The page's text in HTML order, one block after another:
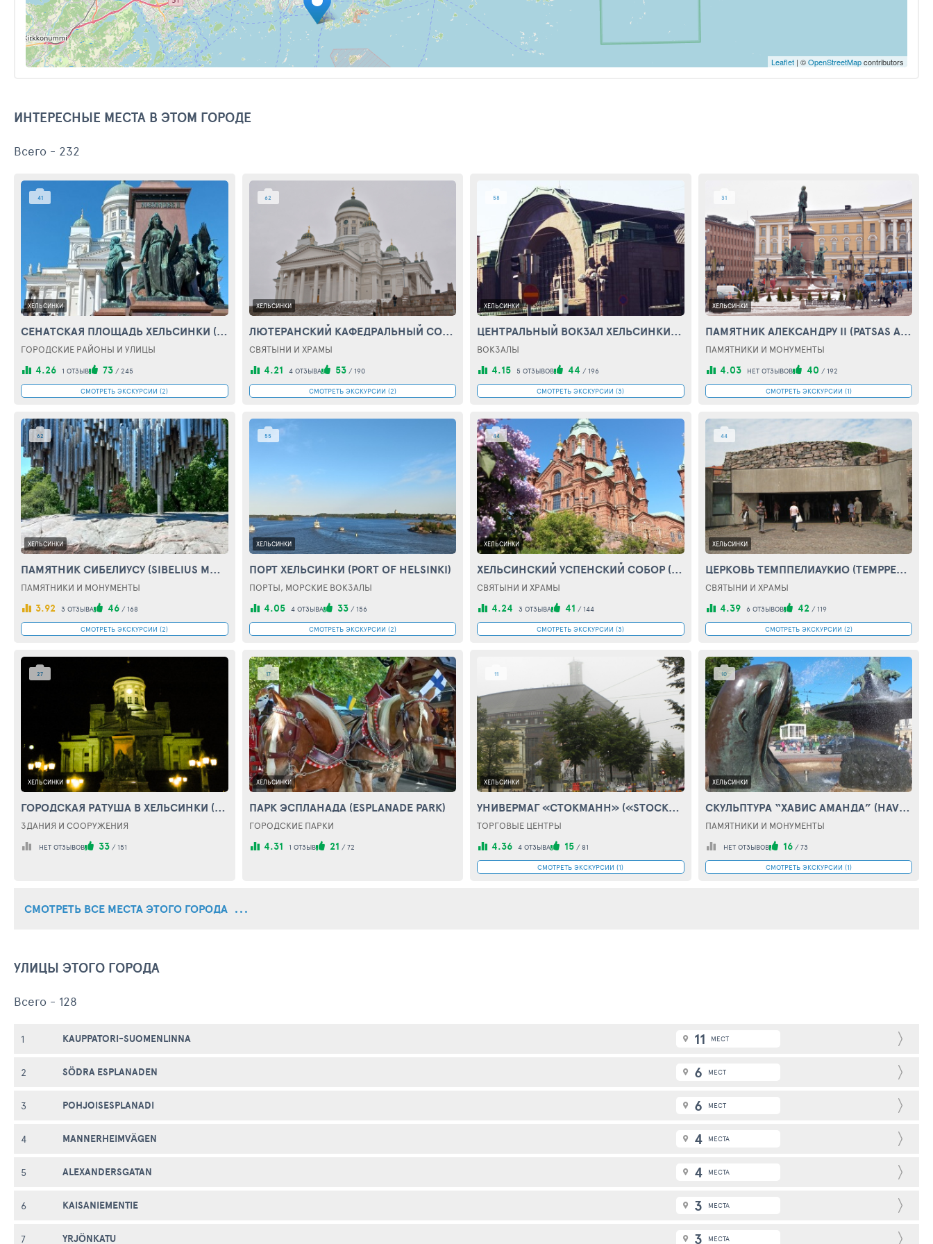
Leaflet | ©OpenStreetMapcontributors
ИНТЕРЕСНЫЕ МЕСТА В ЭТОМ ГОРОДЕ
Всего - 232
41
ХЕЛЬСИНКИ
СЕНАТСКАЯ ПЛОЩАДЬ ХЕЛЬСИНКИ (SENATE SQUARE IN HELSINKI)
ГОРОДСКИЕ РАЙОНЫ И УЛИЦЫ
4.26 1 ОТЗЫВ 73 / 245
СМОТРЕТЬ ЭКСКУРСИИ (2)
62
ХЕЛЬСИНКИ
ЛЮТЕРАНСКИЙ КАФЕДРАЛЬНЫЙ СОБОР (HELSINGIN TUOMIOKIRKKO)
СВЯТЫНИ И ХРАМЫ
4.21 4 ОТЗЫВА 53 / 190
СМОТРЕТЬ ЭКСКУРСИИ (2)
58
ХЕЛЬСИНКИ
ЦЕНТРАЛЬНЫЙ ВОКЗАЛ ХЕЛЬСИНКИ (HELSINKI CENTRAL RAILWAY STATION)
ВОКЗАЛЫ
4.15 5 ОТЗЫВОВ 44 / 196
СМОТРЕТЬ ЭКСКУРСИИ (3)
31
ХЕЛЬСИНКИ
ПАМЯТНИК АЛЕКСАНДРУ II (PATSAS ALEKSANTERI II HELSINKI)
ПАМЯТНИКИ И МОНУМЕНТЫ
4.03 НЕТ ОТЗЫВОВ 40 / 192
СМОТРЕТЬ ЭКСКУРСИИ (1)
62
ХЕЛЬСИНКИ
ПАМЯТНИК СИБЕЛИУСУ (SIBELIUS MONUMENT)
ПАМЯТНИКИ И МОНУМЕНТЫ
3.92 3 ОТЗЫВА 46 / 168
СМОТРЕТЬ ЭКСКУРСИИ (2)
55
ХЕЛЬСИНКИ
ПОРТ ХЕЛЬСИНКИ (PORT OF HELSINKI)
ПОРТЫ, МОРСКИЕ ВОКЗАЛЫ
4.05 4 ОТЗЫВА 33 / 156
СМОТРЕТЬ ЭКСКУРСИИ (2)
44
ХЕЛЬСИНКИ
ХЕЛЬСИНСКИЙ УСПЕНСКИЙ СОБОР (USPENSKI CATHEDRAL IN HELSINKI)
СВЯТЫНИ И ХРАМЫ
4.24 3 ОТЗЫВА 41 / 144
СМОТРЕТЬ ЭКСКУРСИИ (3)
44
ХЕЛЬСИНКИ
ЦЕРКОВЬ ТЕМППЕЛИАУКИО (TEMPPELIAUKIO)
СВЯТЫНИ И ХРАМЫ
4.39 6 ОТЗЫВОВ 42 / 119
СМОТРЕТЬ ЭКСКУРСИИ (2)
27
ХЕЛЬСИНКИ
ГОРОДСКАЯ РАТУША В ХЕЛЬСИНКИ (TOWN HALL (HELSINKI))
ЗДАНИЯ И СООРУЖЕНИЯ
НЕТ ОТЗЫВОВ 33 / 151
17
ХЕЛЬСИНКИ
ПАРК ЭСПЛАНАДА (ESPLANADE PARK)
ГОРОДСКИЕ ПАРКИ
4.31 1 ОТЗЫВ 21 / 72
11
ХЕЛЬСИНКИ
УНИВЕРМАГ «СТОКМАНН» («STOCKMANN»)
ТОРГОВЫЕ ЦЕНТРЫ
4.36 4 ОТЗЫВА 15 / 81
СМОТРЕТЬ ЭКСКУРСИИ (1)
10
ХЕЛЬСИНКИ
СКУЛЬПТУРА “ХАВИС АМАНДА” (HAVIS AMANDA)
ПАМЯТНИКИ И МОНУМЕНТЫ
НЕТ ОТЗЫВОВ 16 / 73
СМОТРЕТЬ ЭКСКУРСИИ (1)
СМОТРЕТЬ ВСЕ МЕСТА ЭТОГО ГОРОДА
УЛИЦЫ ЭТОГО ГОРОДА
Всего - 128
1 KAUPPATORI-SUOMENLINNA 11 МЕСТ
2 SÖDRA ESPLANADEN 6 МЕСТ
3 POHJOISESPLANADI 6 МЕСТ
4 MANNERHEIMVÄGEN 4 МЕСТА
5 ALEXANDERSGATAN 4 МЕСТА
6 KAISANIEMENTIE 3 МЕСТА
7 YRJÖNKATU 3 МЕСТА